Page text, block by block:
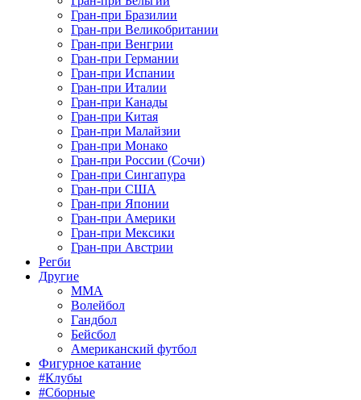
Гран-при Бразилии
Гран-при Великобритании
Гран-при Венгрии
Гран-при Германии
Гран-при Испании
Гран-при Италии
Гран-при Канады
Гран-при Китая
Гран-при Малайзии
Гран-при Монако
Гран-при России (Сочи)
Гран-при Сингапура
Гран-при США
Гран-при Японии
Гран-при Америки
Гран-при Мексики
Гран-при Австрии
Регби
Другие
MMA
Волейбол
Гандбол
Бейсбол
Американский футбол
Фигурное катание
#Клубы
#Сборные